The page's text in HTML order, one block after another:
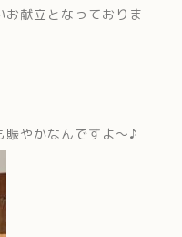
お献立となっておりま
やかなんですよ〜♪